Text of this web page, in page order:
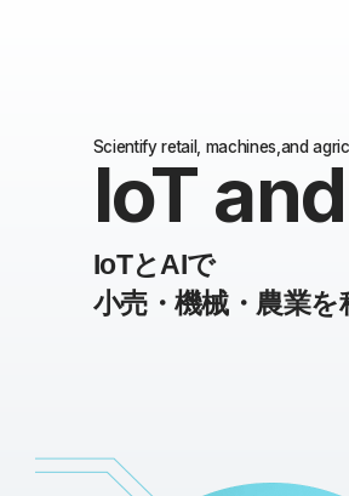
Scientify retail, machines,and
IoT
IoTとAIで
小売・機械・農業を